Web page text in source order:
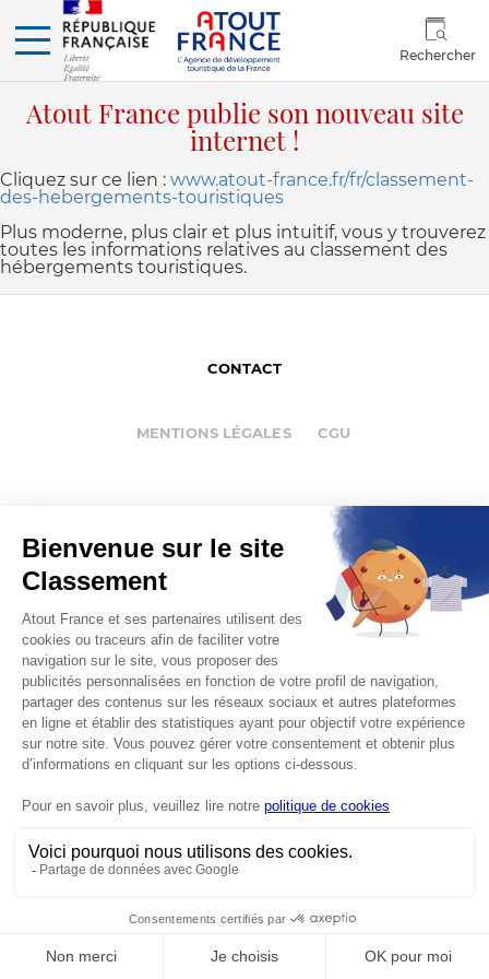
Rechercher
Atout France publie son nouveau site
internet !
Cliquez sur ce lien : www.atout-france.fr/fr/classement-
des-hebergements-touristiques
Plus moderne, plus clair et plus intuitif, vous y trouverez
toutes les informations relatives au classement des
hébergements touristiques.
CONTACT
MENTIONS LÉGALES CGU